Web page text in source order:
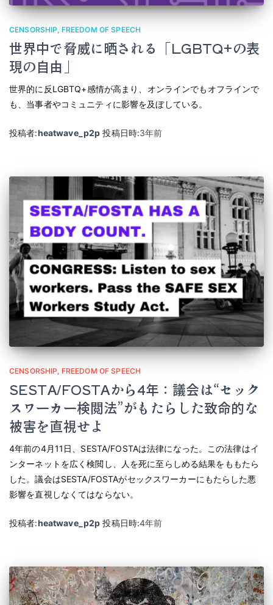
CENSORSHIP FREEDOM OF SPEECH
世界中で脅威に晒される「LGBTQ+の表
現の自由」
世界的に反LGBTQ+感情が高まり、オンラインでもオフラインで
も、当事者やコミュニティに影響を及ぼしている。
投稿者:heatwave_p2p 投稿日時:3年前
CENSORSHIP FREEDOM OF SPEECH
SESTA/FOSTAから4年：議会は“セック
スワーカー検閲法”がもたらした致命的な
被害を直視せよ
4年前の4月11日、SESTA/FOSTAは法律になった。この法律はイ
ンターネットを広く検閲し、人を死に至らしめる結果をももたら
した。議会はSESTA/FOSTAがセックスワーカーにもたらした悪
影響を直視しなくてはならない。
投稿者:heatwave_p2p 投稿日時:4年前